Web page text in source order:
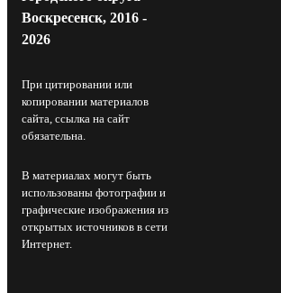
Воскресенск, 2016 -
2026
При цитировании или
копировании материалов
сайта, ссылка на сайт
обязательна.
В материалах могут быть
использованы фотографии и
графические изображения из
открытых источников в сети
Интернет.